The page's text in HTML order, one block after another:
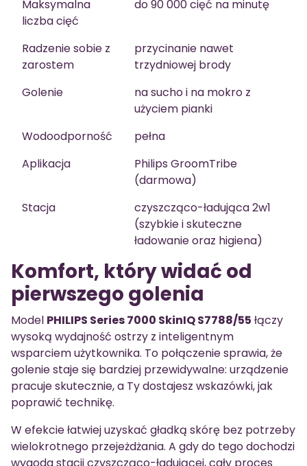
Maksymalna
liczba cięć
do 90 000 cięć na minutę
Radzenie sobie z
zarostem
przycinanie nawet
trzydniowej brody
Golenie
na sucho i na mokro z
użyciem pianki
Wodoodporność
pełna
Aplikacja
Philips GroomTribe
(darmowa)
Stacja
czyszcząco-ładująca 2w1
(szybkie i skuteczne
ładowanie oraz higiena)
Komfort, który widać od
pierwszego golenia
Model PHILIPS Series 7000 SkinIQ S7788/55 łączy
wysoką wydajność ostrzy z inteligentnym
wsparciem użytkownika. To połączenie sprawia, że
golenie staje się bardziej przewidywalne: urządzenie
pracuje skutecznie, a Ty dostajesz wskazówki, jak
poprawić technikę.
W efekcie łatwiej uzyskać gładką skórę bez potrzeby
wielokrotnego przejeżdżania. A gdy do tego dochodzi